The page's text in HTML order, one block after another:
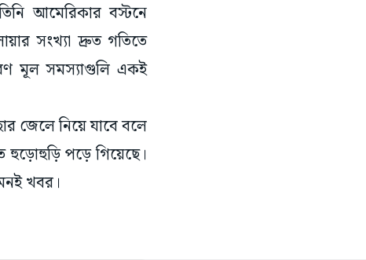
আমেরিকার বস্টনে
সংখ্যা দ্রুত গতিতে
মূল সমস্যাগুলি একই
জেলে নিয়ে যাবে বলে
হুড়োহুড়ি পড়ে গিয়েছে।
খবর।